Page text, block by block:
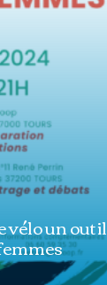
vélo un outil